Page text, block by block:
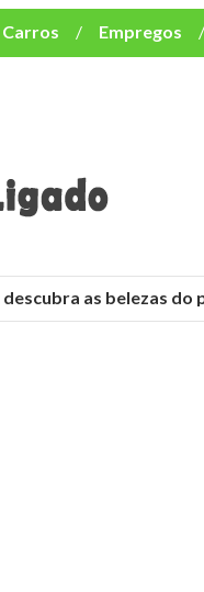
Carros Empregos
Música e
as belezas do